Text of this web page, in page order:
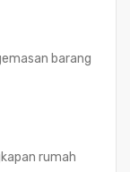
barang
rumah